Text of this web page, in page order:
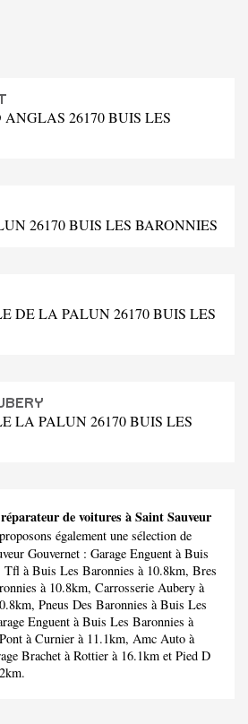
26170 BUIS LES
26170 BUIS LES BARONNIES
DE LA PALUN 26170 BUIS LES
LA PALUN 26170 BUIS LES
réparateur de voitures à Saint Sauveur
également une sélection de
Gouvernet : Garage Enguent à Buis
Tfl à Buis Les Baronnies à 10.8km, Bres
à 10.8km, Carrosserie Aubery à
Pneus Des Baronnies à Buis Les
Enguent à Buis Les Baronnies à
à Curnier à 11.1km, Amc Auto à
Brachet à Rottier à 16.1km et Pied D